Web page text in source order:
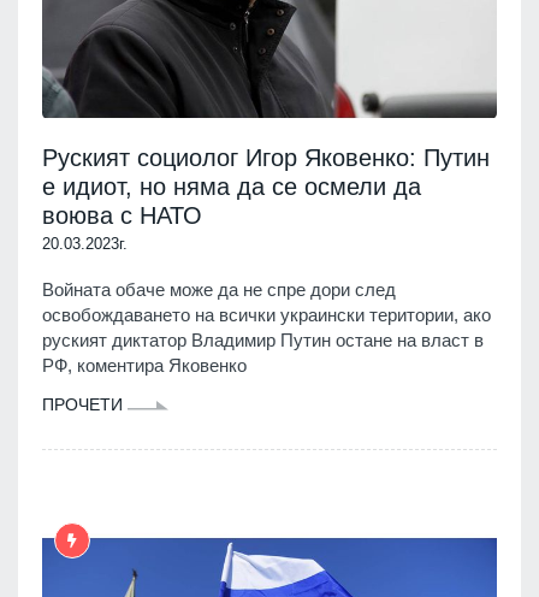
Руският социолог Игор Яковенко: Путин
е идиот, но няма да се осмели да
воюва с НАТО
20.03.2023г.
Войната обаче може да не спре дори след
освобождаването на всички украински територии, ако
руският диктатор Владимир Путин остане на власт в
РФ, коментира Яковенко
ПРОЧЕТИ